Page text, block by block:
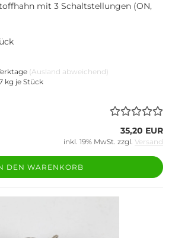
mit 3 Schaltstellungen (ON,
(Ausland abweichend)
kg je Stück
35,20 EUR
inkl. 19% MwSt. zzgl. Versand
DEN WARENKORB